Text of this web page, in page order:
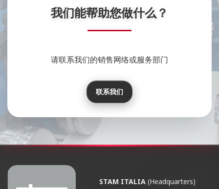
我们能帮助您做什么？
请联系我们的销售网络或服务部门
联系我们
STAM ITALIA (Headquarters)